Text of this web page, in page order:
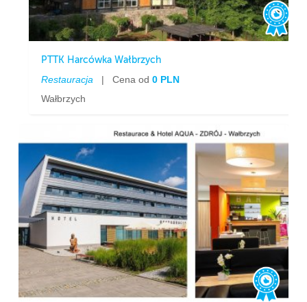
PTTK Harcówka Wałbrzych
Restauracja | Cena od0 PLN
Wałbrzych